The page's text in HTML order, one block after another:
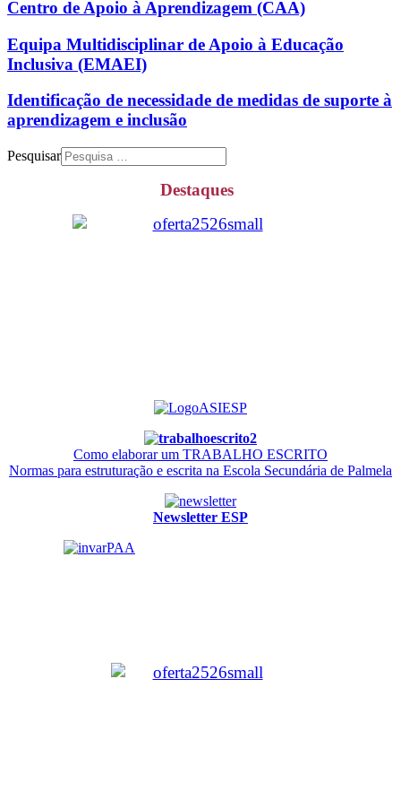
Centro de Apoio à Aprendizagem (CAA)
Equipa Multidisciplinar de Apoio à Educação
Inclusiva (EMAEI)
Identificação de necessidade de medidas de suporte à
aprendizagem e inclusão
Pesquisar
Destaques
Como elaborar um TRABALHO ESCRITO
Normas para estruturação e escrita na Escola Secundária de Palmela
Newsletter ESP